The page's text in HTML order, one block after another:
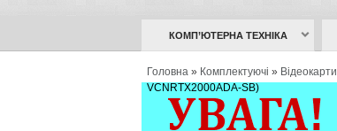
КОМП’ЮТЕРНА ТЕХНІКА
Головна » Комплектуючі » Відеокарти
VCNRTX2000ADA-SB)